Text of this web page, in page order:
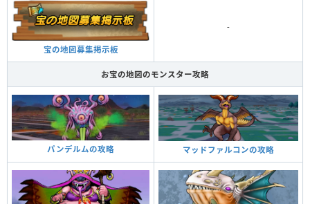
宝の地図募集掲示板
-
お宝の地図のモンスター攻略
パンデルムの攻略 マッドファルコンの攻略